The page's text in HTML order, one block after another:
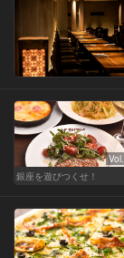
銀座を遊びつくせ！